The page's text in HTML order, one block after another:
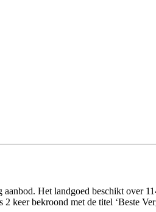
Het landgoed beschikt over
keer bekroond met de titel ‘Beste